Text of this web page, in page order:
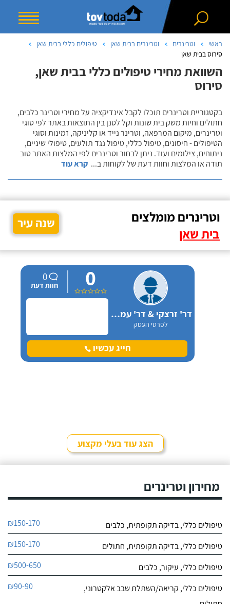
ראשי וטרינרים וטרינרים בבית שאן
טיפולים כללי בבית שאן
סירוס בבית שאן
השוואת מחירי טיפולים כללי בבית שאן,
סירוס
בקטגוריית וטרינרים תוכלו לקבל אינדיקציה על מחירי וטרינר כלבים,
חתולים וחיות משק בית שונות וקל לסנן בין התוצאות באתר לפי סוגי
וטרינרים, מיקום המרפאה, וטרינר נייד או קליניקה, זמינות וסוגי
הטיפולים - חיסונים, טיפול כללי, טיפול נגד תולעים, טיפולי שיניים,
ניתוחים, צילומים ועוד. ניתן לבחור וטרינרים לפי המלצות האתר טוב
תודה או המלצות וחוות דעת של לקוחות ב... קרא עוד
וטרינרים מומלצים
בית שאן
שנה עיר
דר' זרצקי & דר' עמיאל בע"מ בקריית ביאליק
לפרטי העסק
0
0
חוות דעת
חייג עכשיו
הצג עוד בעלי מקצוע
מחירון וטרינרים
טיפולים כללי, בדיקה תקופתית, כלבים ₪150-170
טיפולים כללי, בדיקה תקופתית, חתולים ₪150-170
טיפולים כללי, עיקור, כלבים ₪500-650
טיפולים כללי, קריאה/השתלת שבב אלקטרוני,
₪90-90